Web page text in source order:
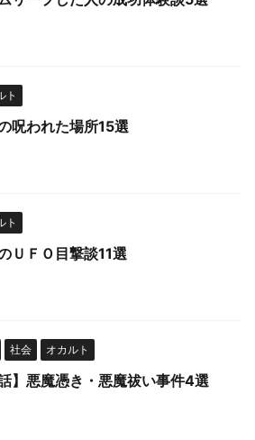
ト
呪われた場所15選
ト
ＵＦＯ目撃談11選
社会 オカルト
話】悪魔憑き・悪魔祓い事件4選